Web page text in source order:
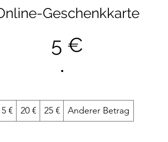
Geschenkkarte
5 €
€ 20 € 25 € Anderer Betrag